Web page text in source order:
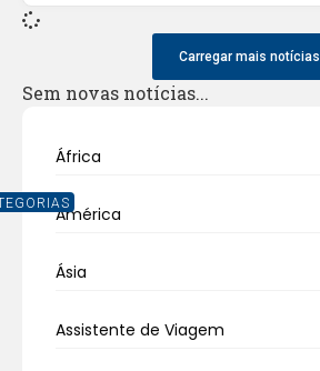
África
América
Ásia
Assistente de Viagem
Carregar mais notícias
Sem novas notícias...